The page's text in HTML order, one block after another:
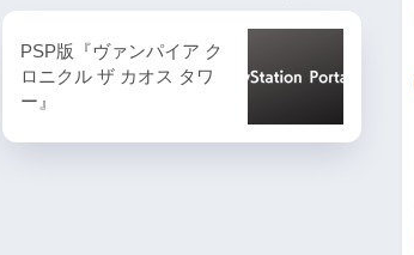
PSP版『ヴァンパイア ク
ロニクル ザ カオス タワ
ー』
PS5版『ダート5』